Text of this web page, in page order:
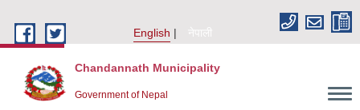
English
नेपाली
Chandannath Municipality
Government of Nepal